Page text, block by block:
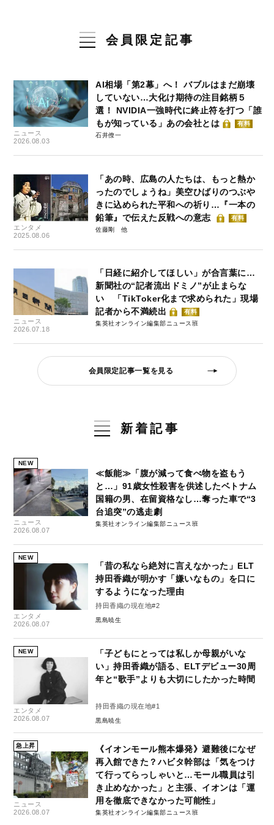
会員限定記事
ニュース
2026.08.03
AI相場「第2幕」へ！ バブルはまだ崩壊
していない…大化け期待の注目銘柄５
選！ NVIDIA一強時代に終止符を打つ「誰
もが知っている」あの会社とは
有料
石井僚一
エンタメ
2025.08.06
「あの時、広島の人たちは、もっと熱か
ったのでしょうね」美空ひばりのつぶや
きに込められた平和への祈り…『一本の
鉛筆』で伝えた反戦への意志
有料
佐藤剛
ニュース
2026.07.18
「日経に紹介してほしい」が合言葉に…
新聞社の“記者流出ドミノ”が止まらな
い 「TikToker化まで求められた」現場
記者から不満続出
有料
集英社オンライン編集部ニュース班
会員限定記事一覧を見る
新着記事
NEW
ニュース
2026.08.07
≪飯能≫「腹が減って食べ物を盗もう
と…」91歳女性殺害を供述したベトナム
国籍の男、在留資格なし…奪った車で“3
台追突”の逃走劇
集英社オンライン編集部ニュース班
NEW
エンタメ
2026.08.07
「昔の私なら絶対に言えなかった」ELT
持田香織が明かす「嫌いなもの」を口に
するようになった理由
持田香織の現在地#2
黒島暁生
NEW
エンタメ
2026.08.07
「子どもにとっては私しか母親がいな
い」持田香織が語る、ELTデビュー30周
年と“歌手”よりも大切にしたかった時間
持田香織の現在地#1
黒島暁生
急上昇
ニュース
2026.08.07
《イオンモール熊本爆発》避難後になぜ
再入館できた？ハビタ幹部は「気をつけ
て行ってらっしゃいと…モール職員は引
き止めなかった」と主張、イオンは「運
用を徹底できなかった可能性」
集英社オンライン編集部ニュース班